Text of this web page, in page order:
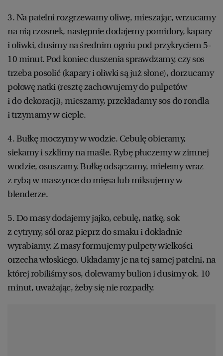
3. Na patelni rozgrzewamy oliwę, mieszając, wrzucamy
na nią czosnek, następnie dodajemy pomidory, kapary
i oliwki, dusimy na średnim ogniu pod przykryciem 5-
10 minut. Pod koniec duszenia sprawdzamy, czy sos
trzeba posolić (kapary i oliwki są już słone), dorzucamy
połowę natki (resztę zachowujemy do pulpetów
i do dekoracji), mieszamy, przekładamy sos do rondla
i trzymamy w cieple.
4. Bułkę moczymy w wodzie. Cebulę obieramy,
siekamy i szklimy na maśle. Rybę płuczemy w zimnej
wodzie, osuszamy. Bułkę odsączamy, mielemy wraz
z rybą w maszynce do mięsa lub miksujemy w
blenderze.
5. Do masy dodajemy jajko, cebulę, natkę, sok
z cytryny, sól oraz pieprz do smaku i dokładnie
wyrabiamy. Z masy formujemy pulpety wielkości
orzecha włoskiego. Układamy je na tej samej patelni, na
której robiliśmy sos, dolewamy bulion i dusimy ok. 10
minut, uważając, żeby się nie rozpadły.